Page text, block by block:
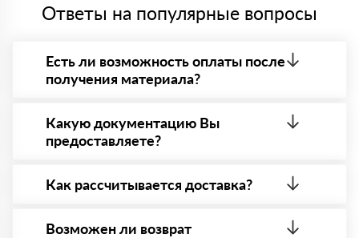
Ответы на популярные вопросы
Есть ли возможность оплаты после
получения материала?
- оплата по факту получения товара. При этом,
если доставленный товар был ненадлежащего
качества, то Вы вправе от него отказаться.
Какую документацию Вы
предоставляете?
все сертификаты и паспорта качества, а также
товарно-транспортную накладную.
Как рассчитывается доставка?
персональный менеджер для уточнения деталей
Возможен ли возврат